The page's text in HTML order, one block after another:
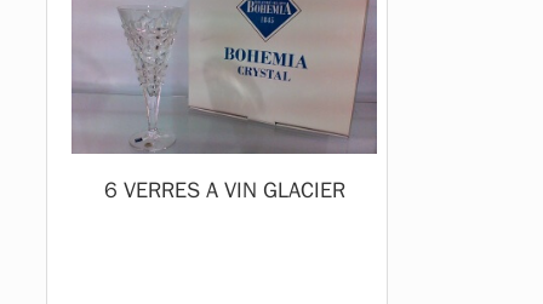
6 VERRES A VIN GLACIER